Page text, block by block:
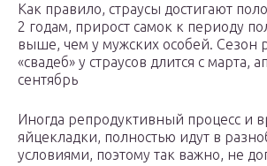
Как правило, страусы достигают
2 годам, прирост самок к периоду
выше, чем у мужских особей. Сезон
«свадеб» у страусов длится с марта,
сентябрь
Иногда репродуктивный процесс и
яйцекладки, полностью идут в
условиями, поэтому так важно, не